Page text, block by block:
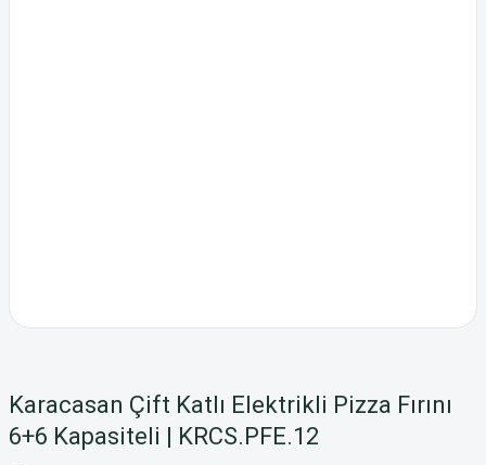
Karacasan Çift Katlı Elektrikli Pizza Fırını
6+6 Kapasiteli | KRCS.PFE.12